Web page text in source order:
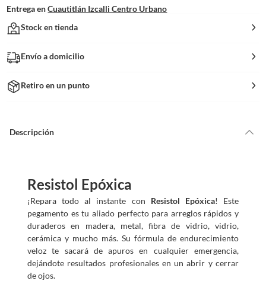
Entrega en Cuautitlán Izcalli Centro Urbano
Stock en tienda
Envío a domicilio
Retiro en un punto
Descripción
Resistol Epóxica
¡Repara todo al instante con Resistol Epóxica! Este
pegamento es tu aliado perfecto para arreglos rápidos y
duraderos en madera, metal, fibra de vidrio, vidrio,
cerámica y mucho más. Su fórmula de endurecimiento
veloz te sacará de apuros en cualquier emergencia,
dejándote resultados profesionales en un abrir y cerrar
de ojos.